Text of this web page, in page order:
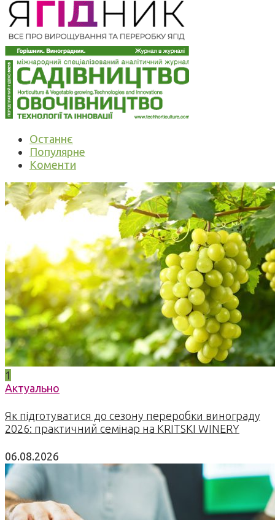
Останнє
Популярне
Коменти
1
Актуально
Як підготуватися до сезону переробки винограду
2026: практичний семінар на KRITSKI WINERY
06.08.2026